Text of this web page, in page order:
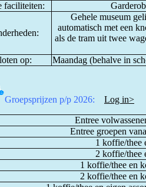
faciliteiten:
Gehele museum
automatisch met een
als de tram uit twee
op: Maandag (behalve in
Groepsprijzen p/p 2026: Log in>
Entree
Entree groepen
1 koffie/thee
2 koffie/thee
1 koffie/thee en
2 koffie/thee en